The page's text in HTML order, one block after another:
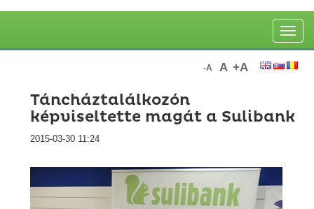
Toggle
-A A +A
Táncháztalálkozón
képviseltette magát a Sulibank
2015-03-30 11:24